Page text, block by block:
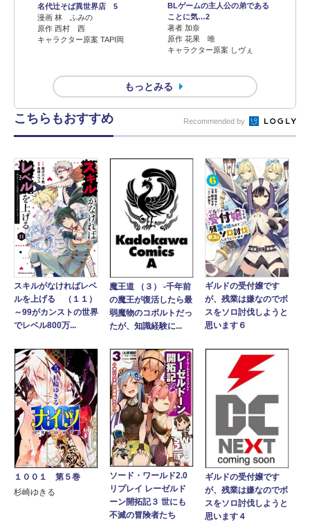
名代辻そば異世界店 5
漫画 林 ふみの
原作 西村 西
キャラクター原案 TAPI岡
BLゲームの主人公の弟である
ことに気…2
著者 加奈
原作 花果 唯
キャラクター原案 しヴぇ
もっとみる
こちらもおすすめ Recommended by
スキルがなければレベ
ルを上げる （１１）
～99がカンストの世界
でレベル800万...
魔王道 （３） ‐千年前
の魔王が復活したら最
弱魔物のコボルトだっ
たが、知識経験に...
ギルドの受付嬢です
が、残業は嫌なのでボ
スをソロ討伐しようと
思います６
１００１ 第５巻
杉崎ゆきる
ソード・ワールド2.0
リプレイ レーゼルド
ーン開拓記３ 世にも
不滅の冒険者たち
ギルドの受付嬢です
が、残業は嫌なのでボ
スをソロ討伐しようと
思います４